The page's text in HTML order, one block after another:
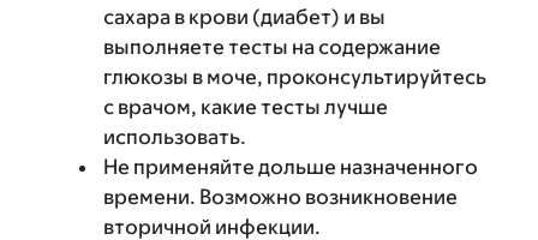
сахара в крови (диабет) и вы
выполняете тесты на содержание
глюкозы в моче, проконсультируйтесь
с врачом, какие тесты лучше
использовать.
Не применяйте дольше назначенного
времени. Возможно возникновение
вторичной инфекции.